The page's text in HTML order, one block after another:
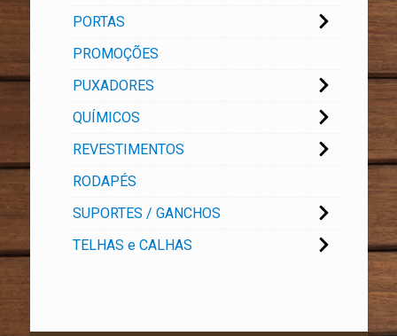
PORTAS
PROMOÇÕES
PUXADORES
QUÍMICOS
REVESTIMENTOS
RODAPÉS
SUPORTES / GANCHOS
TELHAS e CALHAS